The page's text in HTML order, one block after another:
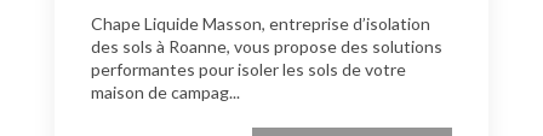
Chape Liquide Masson, entreprise d’isolation
des sols à Roanne, vous propose des solutions
performantes pour isoler les sols de votre
maison de campag...